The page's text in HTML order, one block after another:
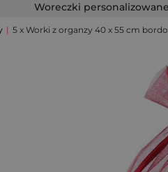
Woreczki personalizowane
| 5 x Worki z organzy 40 x 55 cm